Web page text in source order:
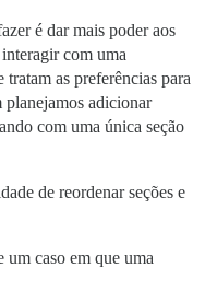
é dar mais poder aos
com uma
as preferências para
planejamos adicionar
com uma única seção
de reordenar seções e
um caso em que uma